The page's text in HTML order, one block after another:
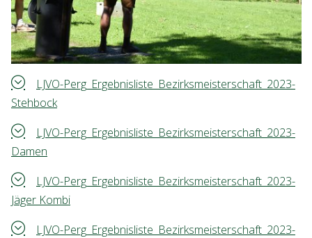
LJVO-Perg_Ergebnisliste_Bezirksmeisterschaft_2023-
Stehbock
LJVO-Perg_Ergebnisliste_Bezirksmeisterschaft_2023-
Damen
LJVO-Perg_Ergebnisliste_Bezirksmeisterschaft_2023-
Jäger Kombi
LJVO-Perg_Ergebnisliste_Bezirksmeisterschaft_2023-